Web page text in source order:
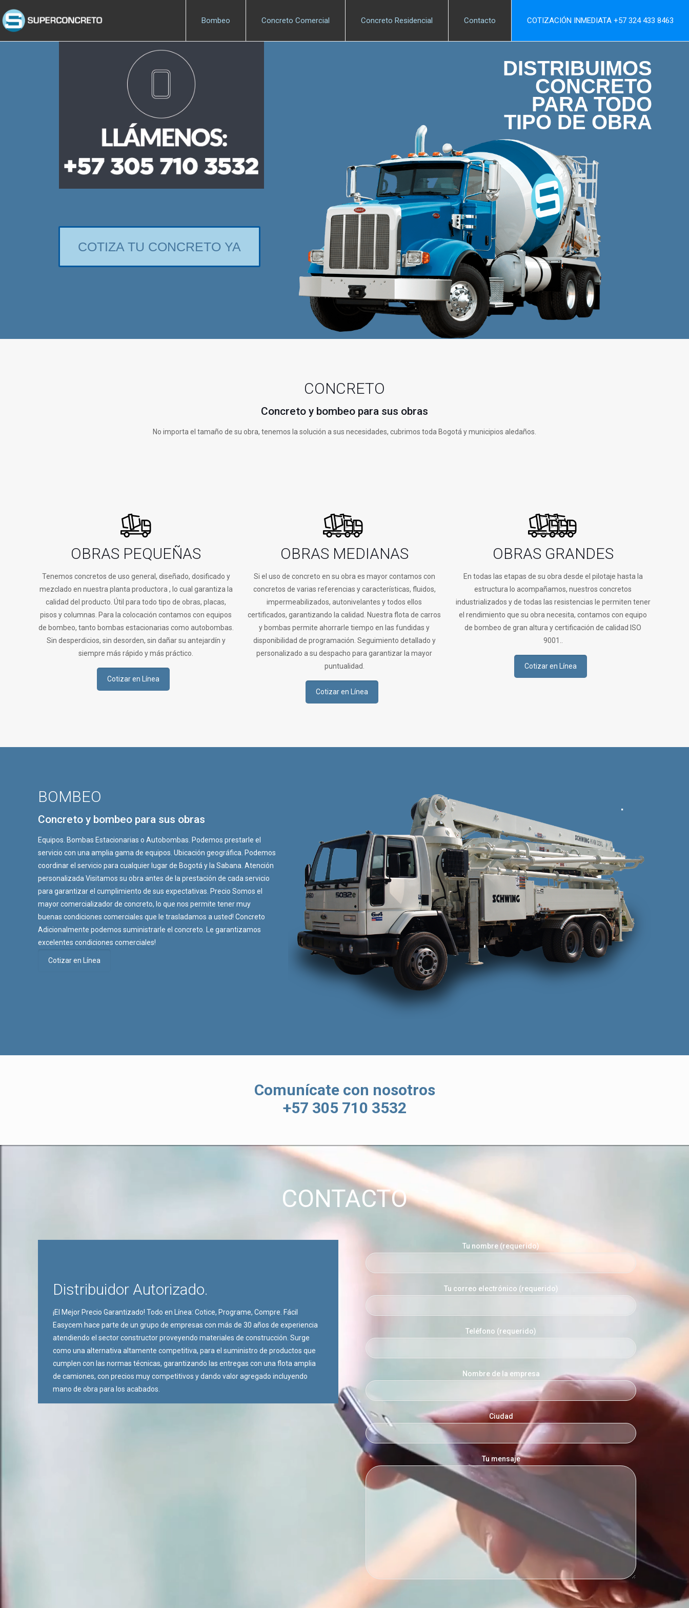
Bombeo Concreto Comercial Concreto Residencial Contacto COTIZACIÓN INMEDIATA +57 324 433 8463
DISTRIBUIMOS
CONCRETO
PARA TODO
TIPO DE OBRA
COTIZA TU CONCRETO YA
CONCRETO
Concreto y bombeo para sus obras
No importa el tamaño de su obra, tenemos la solución a sus necesidades, cubrimos toda Bogotá y municipios aledaños.
OBRAS PEQUEÑAS
Tenemos concretos de uso general, diseñado, dosificado y
mezclado en nuestra planta productora , lo cual garantiza la
calidad del producto. Útil para todo tipo de obras, placas,
pisos y columnas. Para la colocación contamos con equipos
de bombeo, tanto bombas estacionarias como autobombas.
Sin desperdicios, sin desorden, sin dañar su antejardín y
siempre más rápido y más práctico.
Cotizar en Línea
OBRAS MEDIANAS
Si el uso de concreto en su obra es mayor contamos con
concretos de varias referencias y características, fluidos,
impermeabilizados, autonivelantes y todos ellos
certificados, garantizando la calidad. Nuestra flota de carros
y bombas permite ahorrarle tiempo en las fundidas y
disponibilidad de programación. Seguimiento detallado y
personalizado a su despacho para garantizar la mayor
puntualidad.
Cotizar en Línea
OBRAS GRANDES
En todas las etapas de su obra desde el pilotaje hasta la
estructura lo acompañamos, nuestros concretos
industrializados y de todas las resistencias le permiten tener
el rendimiento que su obra necesita, contamos con equipo
de bombeo de gran altura y certificación de calidad ISO
9001..
Cotizar en Línea
BOMBEO
Concreto y bombeo para sus obras
Equipos. Bombas Estacionarias o Autobombas. Podemos prestarle el
servicio con una amplia gama de equipos. Ubicación geográfica. Podemos
coordinar el servicio para cualquier lugar de Bogotá y la Sabana. Atención
personalizada Visitamos su obra antes de la prestación de cada servicio
para garantizar el cumplimiento de sus expectativas. Precio Somos el
mayor comercializador de concreto, lo que nos permite tener muy
buenas condiciones comerciales que le trasladamos a usted! Concreto
Adicionalmente podemos suministrarle el concreto. Le garantizamos
excelentes condiciones comerciales!
Cotizar en Línea
Comunícate con nosotros
+57 305 710 3532
CONTACTO
Distribuidor Autorizado.
¡El Mejor Precio Garantizado! Todo en Línea: Cotice, Programe, Compre. Fácil
Easycem hace parte de un grupo de empresas con más de 30 años de experiencia
atendiendo el sector constructor proveyendo materiales de construcción. Surge
como una alternativa altamente competitiva, para el suministro de productos que
cumplen con las normas técnicas, garantizando las entregas con una flota amplia
de camiones, con precios muy competitivos y dando valor agregado incluyendo
mano de obra para los acabados.
Tu nombre (requerido)
Tu correo electrónico (requerido)
Teléfono (requerido)
Nombre de la empresa
Ciudad
Tu mensaje